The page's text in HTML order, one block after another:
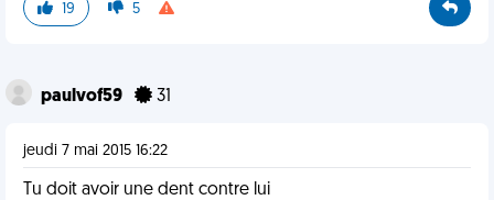
19 5
paulvof59 31
jeudi 7 mai 2015 16:22
Tu doit avoir une dent contre lui